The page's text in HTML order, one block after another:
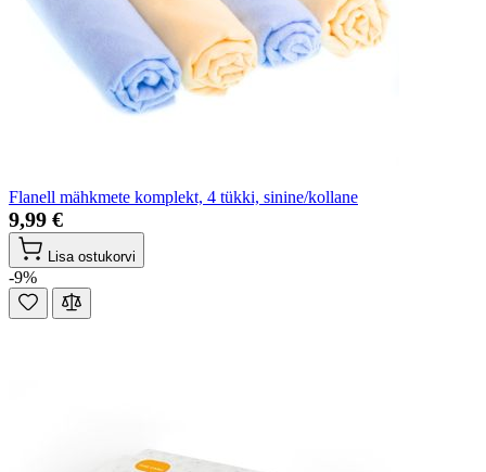
Flanell mähkmete komplekt, 4 tükki, sinine/kollane
9,99 €
Lisa ostukorvi
-9%